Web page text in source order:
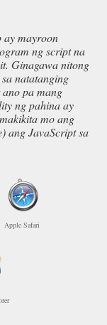
ay mayroon
ng script na
Ginagawa nitong
natatanging
pa mang
ng pahina ay
mo ang
ang JavaScript sa
Apple Safari